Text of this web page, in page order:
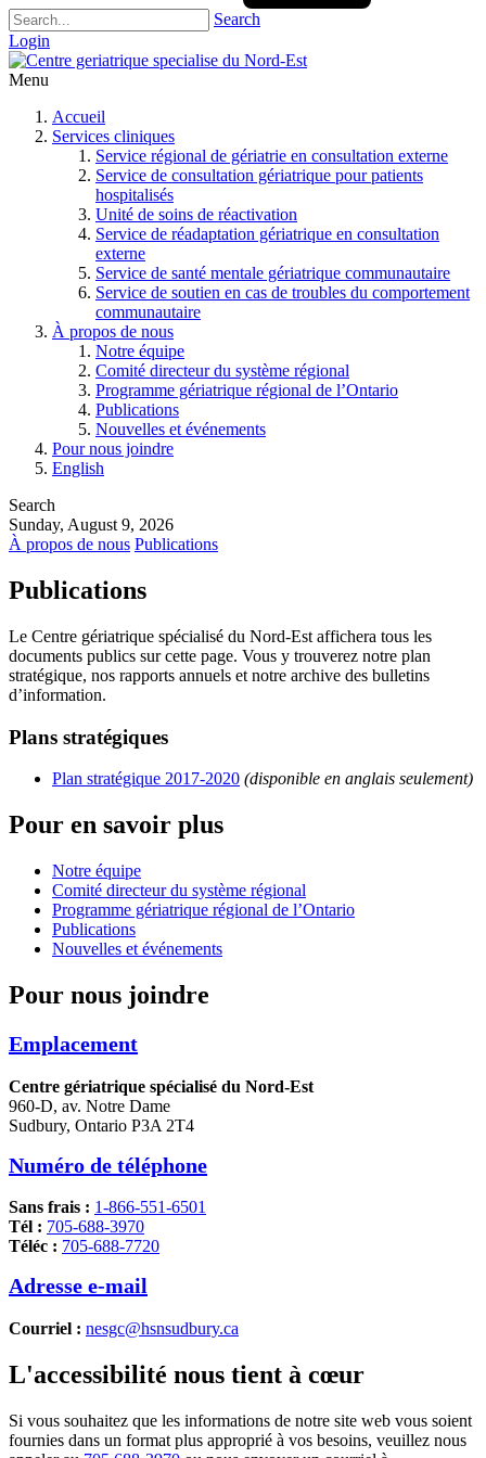
Search
Login
Menu
Accueil
Services cliniques
Service régional de gériatrie en consultation externe
Service de consultation gériatrique pour patients
hospitalisés
Unité de soins de réactivation
Service de réadaptation gériatrique en consultation
externe
Service de santé mentale gériatrique communautaire
Service de soutien en cas de troubles du comportement
communautaire
À propos de nous
Notre équipe
Comité directeur du système régional
Programme gériatrique régional de l’Ontario
Publications
Nouvelles et événements
Pour nous joindre
English
Search
Sunday, August 9, 2026
À propos de nous Publications
Publications
Le Centre gériatrique spécialisé du Nord-Est affichera tous les
documents publics sur cette page. Vous y trouverez notre plan
stratégique, nos rapports annuels et notre archive des bulletins
d’information.
Plans stratégiques
Plan stratégique 2017-2020 (disponible en anglais seulement)
Pour en savoir plus
Notre équipe
Comité directeur du système régional
Programme gériatrique régional de l’Ontario
Publications
Nouvelles et événements
Pour nous joindre
Emplacement
Centre gériatrique spécialisé du Nord-Est
960-D, av. Notre Dame
Sudbury, Ontario P3A 2T4
Numéro de téléphone
Sans frais : 1-866-551-6501
Tél : 705-688-3970
Téléc : 705-688-7720
Adresse e-mail
Courriel : nesgc@hsnsudbury.ca
L'accessibilité nous tient à cœur
Si vous souhaitez que les informations de notre site web vous soient
fournies dans un format plus approprié à vos besoins, veuillez nous